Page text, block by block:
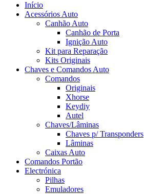
Início
Acessórios Auto
Canhão Auto
Canhão de Porta
Ignição Auto
Kit para Reparação
Kits Originais
Chaves e Comandos Auto
Comandos
Originais
Xhorse
Keydiy
Autel
Chaves/Lâminas
Chaves p/ Transponders
Lâminas
Caixas Auto
Comandos Portão
Electrónica
Pilhas
Emuladores